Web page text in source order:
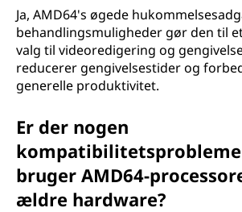
Ja, AMD64's øgede
behandlingsmuligheder gør den til
valg til videoredigering og
reducerer gengivelsestider og
generelle produktivitet.
Er der nogen
bruger AMD64-
ældre hardware?